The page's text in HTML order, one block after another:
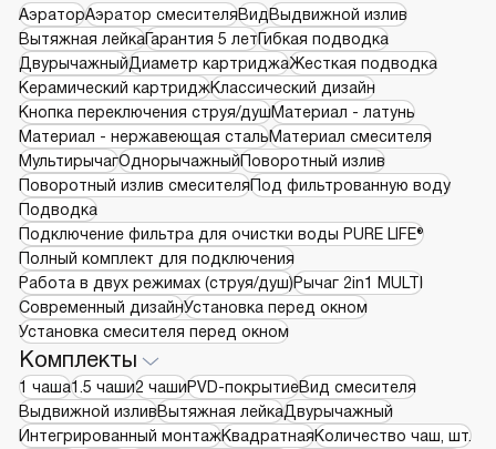
АэраторАэратор смесителяВидВыдвижной излив
Вытяжная лейкаГарантия 5 летГибкая подводка
ДвурычажныйДиаметр картриджаЖесткая подводка
Керамический картриджКлассический дизайн
Кнопка переключения струя/душМатериал - латунь
Материал - нержавеющая стальМатериал смесителя
МультирычагОднорычажныйПоворотный излив
Поворотный излив смесителяПод фильтрованную воду
Подводка
Подключение фильтра для очистки воды PURE LIFE®
Полный комплект для подключения
Работа в двух режимах (струя/душ)Рычаг 2in1 MULTI
Современный дизайнУстановка перед окном
Установка смесителя перед окном
Комплекты
1 чаша1.5 чаши2 чашиPVD-покрытиеВид смесителя
Выдвижной изливВытяжная лейкаДвурычажный
Интегрированный монтажКвадратнаяКоличество чаш, шт.